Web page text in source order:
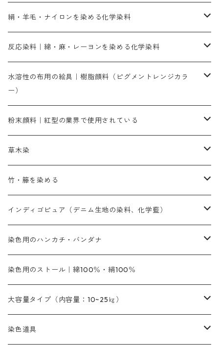
直接染料－染色手順が簡単
人気のおすすめ直接染料
染色に必要な薬品類
橙色系
青色系
紫色系
緑色系
茶色系
絹・羊毛・ナイロンを染める化学染料
お買い得品
染料一覧
人気のおすすめ染料
橙色系
緑色系
茶色系
灰色系
染色に必要な薬品類
補助薬品
反応染料｜綿・麻・レーヨンを染める化学染料
お勧めの3原色（赤・青・黄色）
お勧め｜スミフィックス～
3原色以外の色目
赤色
茶色｜20g入りのみ公開
灰色｜20g入りのみ公開
黒色
染色に必要な薬品
アルカリ剤
補助薬品
捺染に必要な材料
捺染糊
水溶性の布用の絵具｜樹脂顔料（ピグメントレンジカラ
ー）
ネオカラー（色）
内容量：100g
内容量：500g
バィンダー（定着剤）
増粘剤
黄色系
エロ―M3G｜定番の色合い
エロー ＭＧＲ｜明るい緑みの黄色
オレンジ系
オレンヂMG｜黄みの橙色
オレンヂMGD（定番の色合い）
赤色系
レットMFB｜赤色（定番の色合い）
レットMG｜黄みの朱色
青色系
ネビーブルーMB（定番の色合い）
紫色系
粉末顔料｜紅型の業界で使用されている
赤色系
本洋紅
代用朱黄色口
黄色系
ファストエロ―10GN（鮮やかな黄色）
ファストエロ―5GN（黄色）
青色系
NSBAブルー
群青
白色｜胡粉
黒色｜在庫処分特価
緑色｜在庫処分特価
茶色｜在庫処分特価
草木染
植物染料
人気のおすすめ植物染料
インド茜・西洋茜の個別販売
濃染処理剤｜ソルバックスPS－900
媒染剤
アルミ媒染剤
鉄媒染剤
ソーダ灰｜アルカリ性のPH調整剤
藍染
ぶどう糖
染色用途のハンカチ・バンダナ
竹・籐を染める
人気のおすすめ竹・藤を染める染料
塩基性染料（混色可能）
ビスマークブロンB｜赤茶色
塩基性エロ―｜液体タイプ
オリジナル染料｜スス竹色｜ミキセットファストブロンGR
インディゴピュア（デニム生地の染料、化学藍）
初心者向けお試しセット販売
インディゴピュア
アルカリ剤
ハイドロサルファイトコンク
染色用のハンカチ・バンダナ
45cm×45cm（ハンカチ）｜端の始末も綿糸｜タグなし
54cm×54cm（バンダナ）｜端の始末も綿糸｜タグなし
染色用のストール｜綿100％・絹100％
大容量タイプ（内容量：10~25㎏）
芒硝｜綿の染色時の吸収促進剤
染色道具